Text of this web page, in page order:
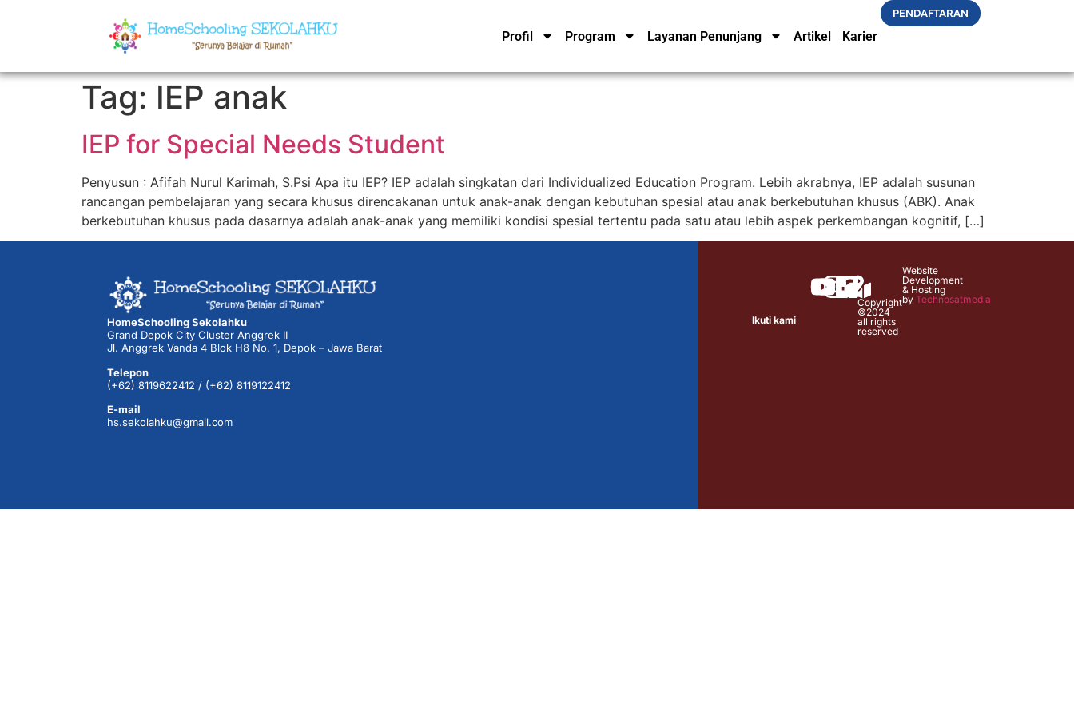
Profil Program Layanan Penunjang Artikel Karier
PENDAFTARAN
Tag: IEP anak
IEP for Special Needs Student
Penyusun : Afifah Nurul Karimah, S.Psi Apa itu IEP? IEP adalah singkatan dari Individualized Education Program. Lebih akrabnya, IEP adalah susunan
rancangan pembelajaran yang secara khusus direncakanan untuk anak-anak dengan kebutuhan spesial atau anak berkebutuhan khusus (ABK). Anak
berkebutuhan khusus pada dasarnya adalah anak-anak yang memiliki kondisi spesial tertentu pada satu atau lebih aspek perkembangan kognitif, […]
HomeSchooling Sekolahku
Grand Depok City Cluster Anggrek II
Jl. Anggrek Vanda 4 Blok H8 No. 1, Depok – Jawa Barat
Telepon
(+62) 8119622412 / (+62) 8119122412
E-mail
hs.sekolahku@gmail.com
Ikuti kami
Copyright
©2024
all rights
reserved
Website
Development
& Hosting
by Technosatmedia